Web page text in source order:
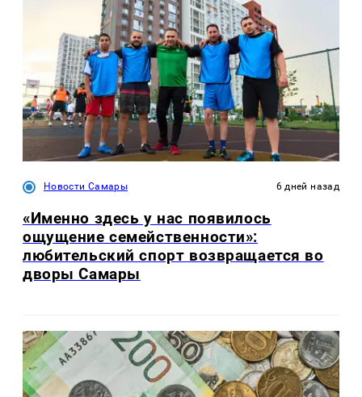
Новости Самары 6 дней назад
«Именно здесь у нас появилось
ощущение семейственности»:
любительский спорт возвращается во
дворы Самары